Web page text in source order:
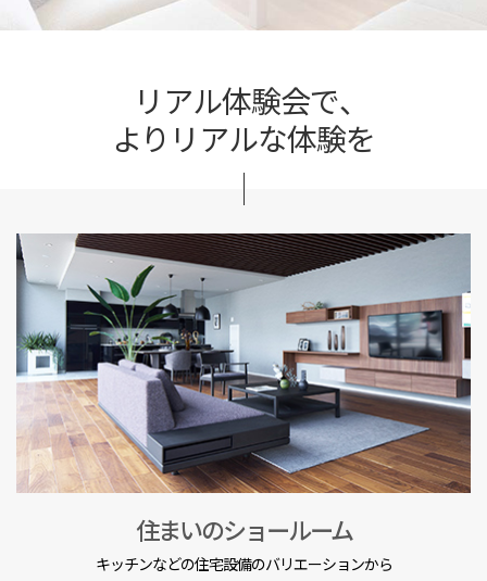
リアル体験会で、
よりリアルな体験を
住まいのショールーム
キッチンなどの住宅設備のバリエーションから